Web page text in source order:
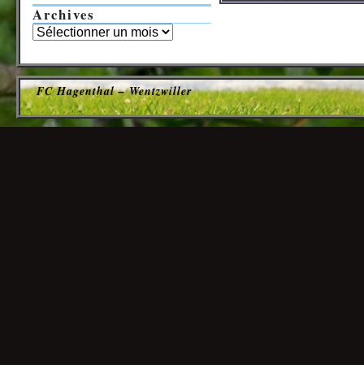
Archives
FC Hagenthal – Wentzwiller